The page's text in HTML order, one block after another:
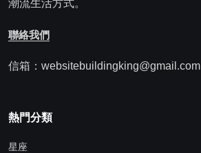
潮流生活方式。
聯絡我們
信箱：websitebuildingking@gmail.com
熱門分類
星座